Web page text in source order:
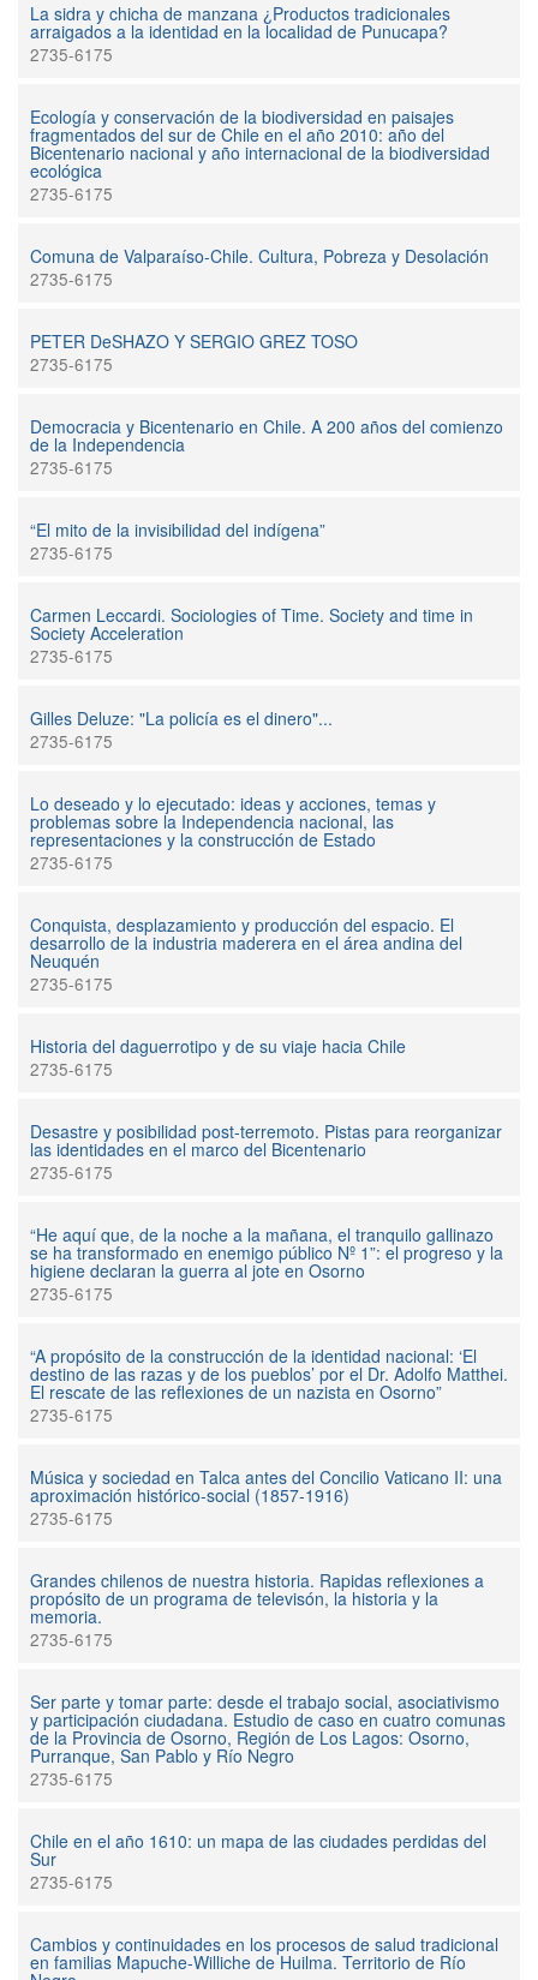
La sidra y chicha de manzana ¿Productos tradicionales
arraigados a la identidad en la localidad de Punucapa?
2735-6175
Ecología y conservación de la biodiversidad en paisajes
fragmentados del sur de Chile en el año 2010: año del
Bicentenario nacional y año internacional de la biodiversidad
ecológica
2735-6175
Comuna de Valparaíso-Chile. Cultura, Pobreza y Desolación
2735-6175
PETER DeSHAZO Y SERGIO GREZ TOSO
2735-6175
Democracia y Bicentenario en Chile. A 200 años del comienzo
de la Independencia
2735-6175
“El mito de la invisibilidad del indígena”
2735-6175
Carmen Leccardi. Sociologies of Time. Society and time in
Society Acceleration
2735-6175
Gilles Deluze: "La policía es el dinero"...
2735-6175
Lo deseado y lo ejecutado: ideas y acciones, temas y
problemas sobre la Independencia nacional, las
representaciones y la construcción de Estado
2735-6175
Conquista, desplazamiento y producción del espacio. El
desarrollo de la industria maderera en el área andina del
Neuquén
2735-6175
Historia del daguerrotipo y de su viaje hacia Chile
2735-6175
Desastre y posibilidad post-terremoto. Pistas para reorganizar
las identidades en el marco del Bicentenario
2735-6175
“He aquí que, de la noche a la mañana, el tranquilo gallinazo
se ha transformado en enemigo público Nº 1”: el progreso y la
higiene declaran la guerra al jote en Osorno
2735-6175
“A propósito de la construcción de la identidad nacional: ‘El
destino de las razas y de los pueblos’ por el Dr. Adolfo Matthei.
El rescate de las reflexiones de un nazista en Osorno”
2735-6175
Música y sociedad en Talca antes del Concilio Vaticano II: una
aproximación histórico-social (1857-1916)
2735-6175
Grandes chilenos de nuestra historia. Rapidas reflexiones a
propósito de un programa de televisón, la historia y la
memoria.
2735-6175
Ser parte y tomar parte: desde el trabajo social, asociativismo
y participación ciudadana. Estudio de caso en cuatro comunas
de la Provincia de Osorno, Región de Los Lagos: Osorno,
Purranque, San Pablo y Río Negro
2735-6175
Chile en el año 1610: un mapa de las ciudades perdidas del
Sur
2735-6175
Cambios y continuidades en los procesos de salud tradicional
en familias Mapuche-Williche de Huilma. Territorio de Río